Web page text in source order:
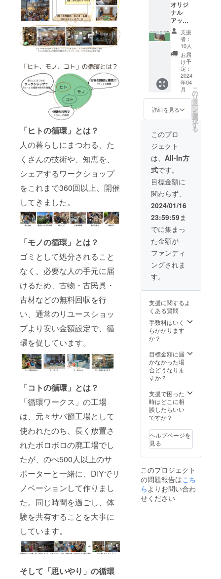
「ヒトの循環」とは？
人の暮らしにまつわる、た
くさんの技術や、知恵を、
シェアするワークショップ
をこれまで360回以上、開催
してきました。
「モノの循環」とは？
ゴミとして処分されること
なく、必要な人の手元に届
けるため、古物・古民具・
古材などの無料回収を行
い、通常のリユースショッ
プより安い金額設定で、循
環を促しています。
「コトの循環」とは？
「循環ワークス」の工場
は、元々サバ節工場として
使われたのち、長く放置さ
れたボロボロの廃工場でし
たが、のべ500人以上のサ
ポーターと一緒に、DIYでリ
ノベーションして作りまし
た。同じ時間を過ごし、体
験を共有することを大事に
しています。
そして「思いやり」の循環
信販売
は対応
できま
せん
ら送信
予定で
す。
告にお
名前を
掲載い
たしま
す。
（備考
欄に掲
載した
いお名
前ある
いは
ニック
ネーム
をご記
お礼動
送りし
ます。
（2024
年2月頃
／約5分
／動画
ファイ
ルをお
ます）
※CAMP
FIREの
メッ
セージ
機能か
ら送信
オリジ
ナル
アップ
サイク
ル額縁
をお届
けしま
す。 ・
「循環
ワーク
ス」内
の工房
でひと
つひと
つ手作
います
・「レ
タさ
ん」の
愛称で
親しま
れてい
る循環
ワーク
スをサ
ポート
してく
れてい
るメン
バーが
作って
います
・古材
ため、
が全て
異な
る、世
界にひ
す ・A4
サイズ
が入る
支援
者：
10人
お届
け予
定：
2024
年04
月
詳細を見る
こ
の
リ
タ
ー
ン
を
選
択
す
る
このプロ
ジェクト
は、 All-In方
式です。
目標金額に
関わらず、
2024/01/16
23:59:59ま
でに集まっ
た金額が
ファンディ
ングされま
す。
支援に関するよ
くある質問
手数料はいく
らかかります
か？
目標金額に届
かなかった場
合どうなりま
すか？
支援で困った
時はどこに相
談したらいい
ですか？
ヘルプページを
見る
このプロジェクト
の問題報告はこち
らよりお問い合わ
せください